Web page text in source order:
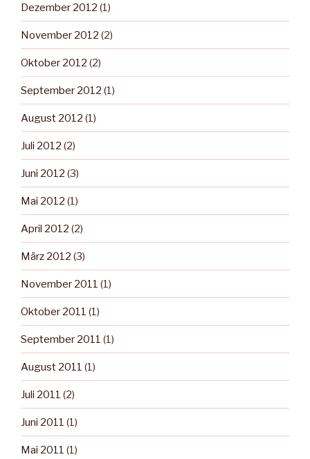
Dezember 2012 (1)
November 2012 (2)
Oktober 2012 (2)
September 2012 (1)
August 2012 (1)
Juli 2012 (2)
Juni 2012 (3)
Mai 2012 (1)
April 2012 (2)
März 2012 (3)
November 2011 (1)
Oktober 2011 (1)
September 2011 (1)
August 2011 (1)
Juli 2011 (2)
Juni 2011 (1)
Mai 2011 (1)